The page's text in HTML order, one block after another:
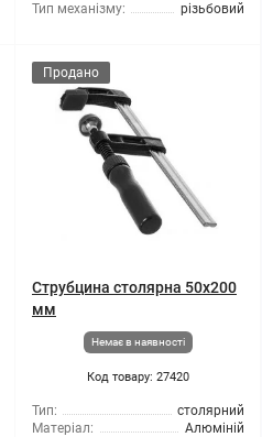
Тип механізму:
різьбовий
Продано
Струбцина столярна 50x200
мм
Немає в наявності
Код товару: 27420
Тип:
столярний
Матеріал:
Алюміній